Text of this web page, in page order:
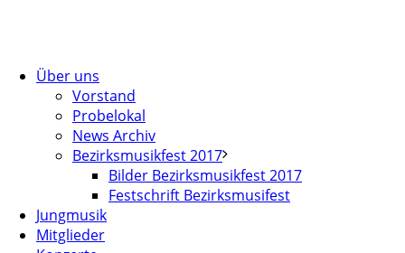
Über uns
Vorstand
Probelokal
News Archiv
Bezirksmusikfest 2017
Bilder Bezirksmusikfest 2017
Festschrift Bezirksmusifest
Jungmusik
Mitglieder